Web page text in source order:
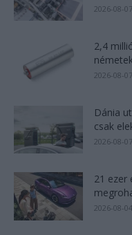
2026-08-07
2,4
2026-08-07
Dánia
csak
2026-08-07
21 ezer
2026-08-04